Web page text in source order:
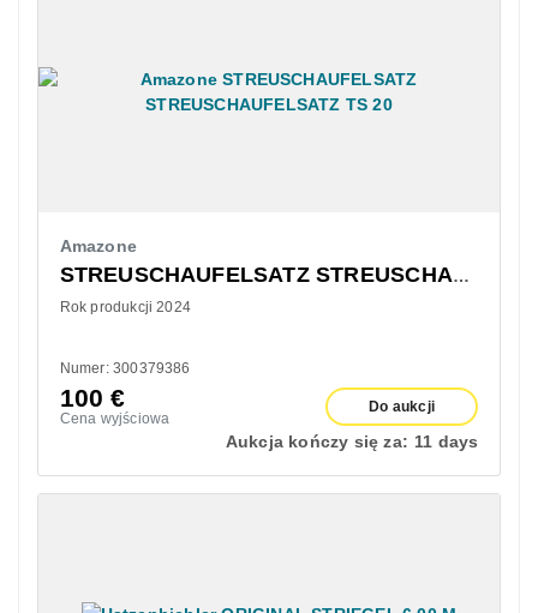
Amazone
STREUSCHAUFELSATZ STREUSCHAUFELSATZ TS 20
Rok produkcji 2024
Numer: 300379386
100€
Cena wyjściowa
Do aukcji
Aukcja kończy się za: 11 days